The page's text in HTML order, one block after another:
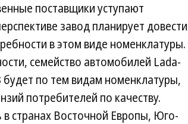
поставщики уступают
завод планирует довести
в этом виде номенклатуры.
семейство автомобилей Lada-
по тем видам номенклатуры,
потребителей по качеству.
странах Восточной Европы, Юго-